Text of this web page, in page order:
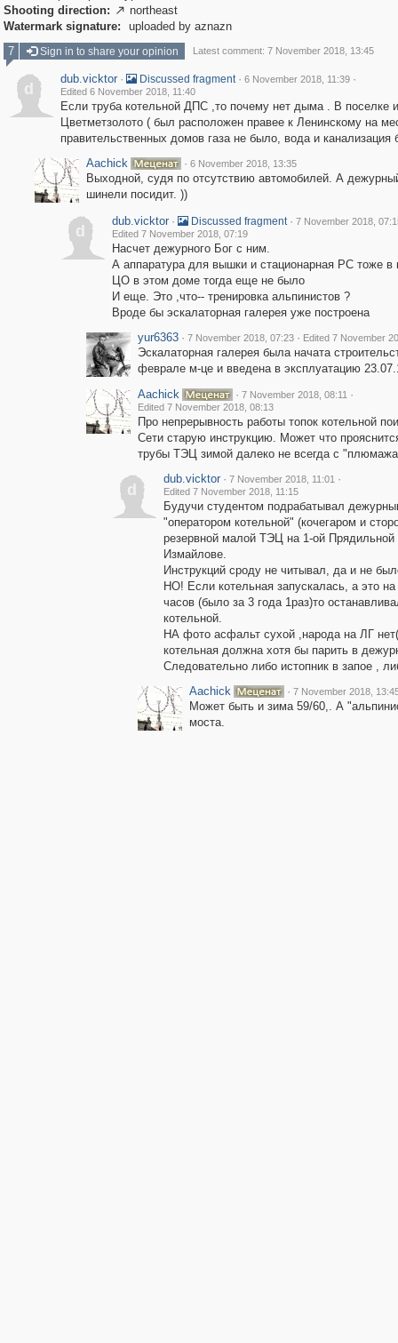
Shooting direction:  northeast
Watermark signature:
uploaded by aznazn
7
Sign in to share your opinion Latest comment: 7 November 2018, 13:45
d
dub.vicktor · Discussed fragment · 6 November 2018, 11:39 ·
Edited 6 November 2018, 11:40
Если труба котельной ДПС ,то почему нет дыма . В поселке
Цветметзолото ( был расположен правее к Ленинскому на
правительственных домов газа не было, вода и канализация
Aachick
· 6 November 2018, 13:35
Выходной, судя по отсутствию автомобилей. А
шинели посидит. ))
d
dub.vicktor · Discussed fragment · 7 November 2018,
Edited 7 November 2018, 07:19
Насчет дежурного Бог с ним.
А аппаратура для вышки и стационарная РС тоже в
ЦО в этом доме тогда еще не было
И еще. Это ,что-- тренировка альпинистов ?
Вроде бы эскалаторная галерея уже построена
yur6363 · 7 November 2018, 07:23 · Edited 7 November
Эскалаторная галерея была начата
феврале м-це и введена в эксплуатацию
Aachick
· 7 November 2018, 08:11 ·
Edited 7 November 2018, 08:13
Про непрерывность работы топок котельной
Сети старую инструкцию. Может что
трубы ТЭЦ зимой далеко не всегда с
d
dub.vicktor · 7 November 2018, 11:01 ·
Edited 7 November 2018, 11:15
Будучи студентом подрабатывал
"оператором котельной" (кочегаром и
резервной малой ТЭЦ на 1-ой Прядильной
Измайлове.
Инструкций сроду не читывал, да и не
НО! Если котельная запускалась, а это на
часов (было за 3 года 1раз)то
котельной.
НА фото асфальт сухой ,народа на ЛГ
котельная должна хотя бы парить в
Следовательно либо истопник в запое ,
Aachick
· 7 November 2018,
Может быть и зима 59/60,. А
моста.